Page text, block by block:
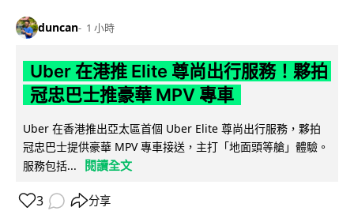
duncan 1 小時
Uber 在港推 Elite 尊尚出行服務！夥拍
冠忠巴士推豪華 MPV 專車
Uber 在香港推出亞太區首個 Uber Elite 尊尚出行服務，夥拍
冠忠巴士提供豪華 MPV 專車接送，主打「地面頭等艙」體驗。
服務包括...
閱讀全文
3 分享